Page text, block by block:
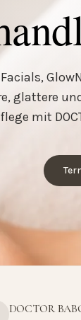
glattere
mit
DOCTOR